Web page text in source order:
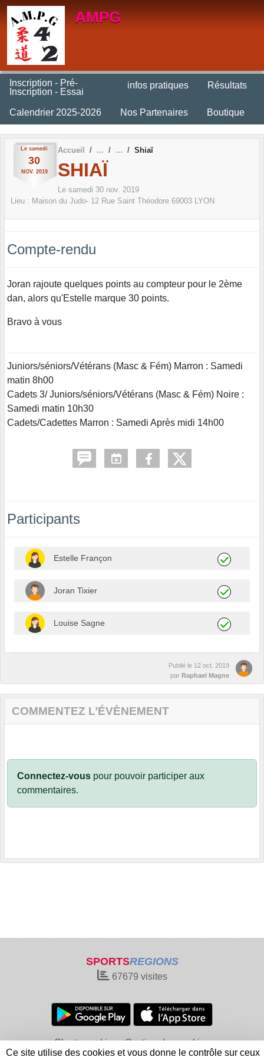
AMPG
Inscription - Pré-
Inscription - Essai
infos pratiques Résultats
Calendrier 2025-2026 Nos Partenaires Boutique
Le samedi
30
NOV. 2019
Accueil Shiaï
SHIAÏ
Le samedi 30 nov. 2019
Lieu : Maison du Judo- 12 Rue Saint Théodore 69003 LYON
Compte-rendu
Joran rajoute quelques points au compteur pour le 2ème
dan, alors qu'Estelle marque 30 points.
Bravo à vous
Juniors/séniors/Vétérans (Masc & Fém) Marron : Samedi
matin 8h00
Cadets 3/ Juniors/séniors/Vétérans (Masc & Fém) Noire :
Samedi matin 10h30
Cadets/Cadettes Marron : Samedi Après midi 14h00
Participants
Estelle Françon
Joran Tixier
Louise Sagne
Publié le 12 oct. 2019
par Raphael Magne
COMMENTEZ L’ÉVÈNEMENT
Connectez-vous pour pouvoir participer aux
commentaires.
SPORTSREGIONS
67679 visites
Charte cookies
Gestion des cookies
Informations légales
Signaler un contenu inapproprié
Panneau de gestion des cookies
Ce site utilise des cookies et vous donne le contrôle sur ceux